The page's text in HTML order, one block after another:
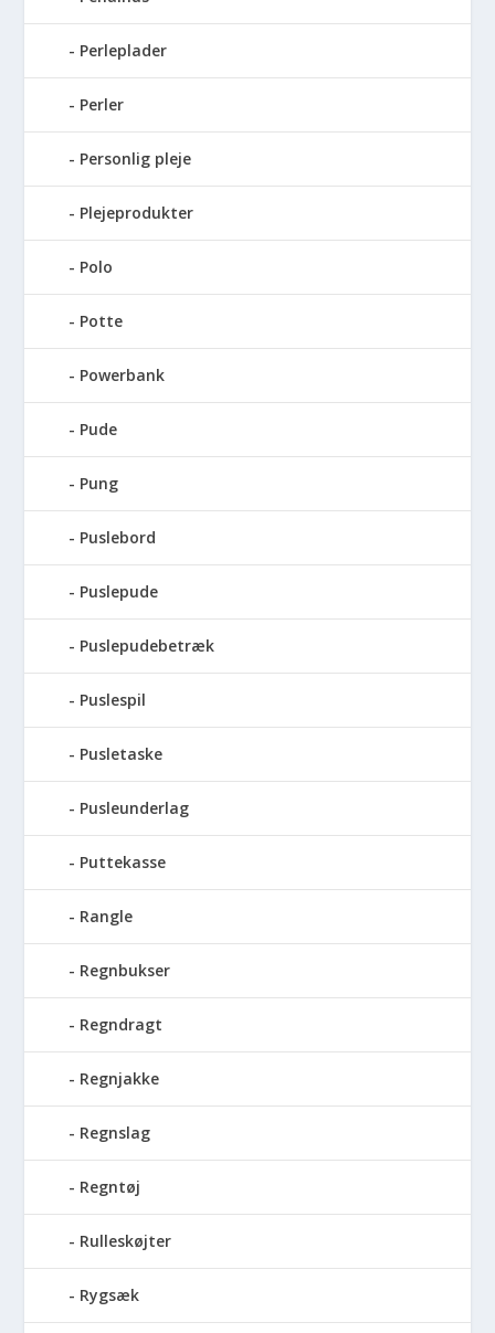
Perleplader
Perler
Personlig pleje
Plejeprodukter
Polo
Potte
Powerbank
Pude
Pung
Puslebord
Puslepude
Puslepudebetræk
Puslespil
Pusletaske
Pusleunderlag
Puttekasse
Rangle
Regnbukser
Regndragt
Regnjakke
Regnslag
Regntøj
Rulleskøjter
Rygsæk